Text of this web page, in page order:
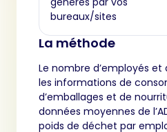
bureaux/sites
La méthode
Le nombre d’employés
les informations de
d’emballages et de
données moyennes de
poids de déchet par